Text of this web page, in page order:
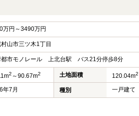
万円～3490万円
山市三ツ木1丁目
都市モノレール 上北台駅 バス21分停歩8分
2 ～90.67m2 土地面積 120.04m2
年7月 種別 一戸建て